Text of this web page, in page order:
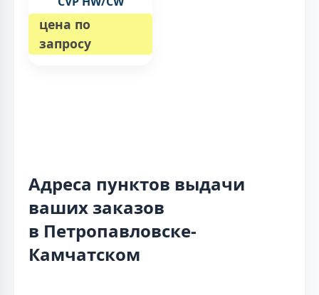
цена по
запросу
Адреса пунктов выдачи
ваших заказов
в Петропавловске-
Камчатском